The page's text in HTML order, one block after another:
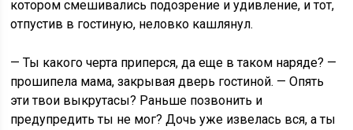
котором смешивались подозрение и удивление, и тот,
отпустив в гостиную, неловко кашлянул.
— Ты какого черта приперся, да еще в таком наряде? —
прошипела мама, закрывая дверь гостиной. — Опять
эти твои выкрутасы? Раньше позвонить и
предупредить ты не мог? Дочь уже извелась вся, а ты